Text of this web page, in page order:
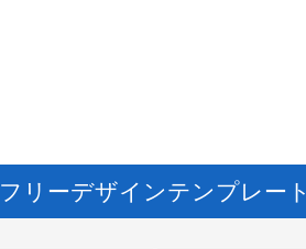
フリーデザインテンプレート